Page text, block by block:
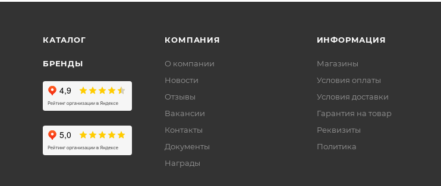
КАТАЛОГ
БРЕНДЫ
КОМПАНИЯ
О компании
Новости
Отзывы
Вакансии
Контакты
Документы
Награды
ИНФОРМАЦИЯ
Магазины
Условия оплаты
Условия доставки
Гарантия на товар
Реквизиты
Политика